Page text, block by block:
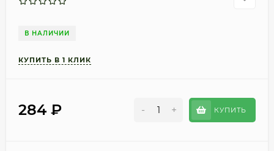
В НАЛИЧИИ
284 ₽ - + КУПИТЬ